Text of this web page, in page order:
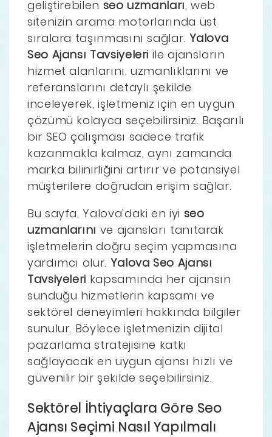
geliştirebilen seo uzmanları, web
sitenizin arama motorlarında üst
sıralara taşınmasını sağlar. Yalova
Seo Ajansı Tavsiyeleri ile ajansların
hizmet alanlarını, uzmanlıklarını ve
referanslarını detaylı şekilde
inceleyerek, işletmeniz için en uygun
çözümü kolayca seçebilirsiniz. Başarılı
bir SEO çalışması sadece trafik
kazanmakla kalmaz, aynı zamanda
marka bilinirliğini artırır ve potansiyel
müşterilere doğrudan erişim sağlar.
Bu sayfa, Yalova'daki en iyi seo
uzmanlarını ve ajansları tanıtarak
işletmelerin doğru seçim yapmasına
yardımcı olur. Yalova Seo Ajansı
Tavsiyeleri kapsamında her ajansın
sunduğu hizmetlerin kapsamı ve
sektörel deneyimleri hakkında bilgiler
sunulur. Böylece işletmenizin dijital
pazarlama stratejisine katkı
sağlayacak en uygun ajansı hızlı ve
güvenilir bir şekilde seçebilirsiniz.
Sektörel İhtiyaçlara Göre Seo
Ajansı Seçimi Nasıl Yapılmalı